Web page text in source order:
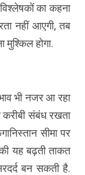
का कहना
नहीं आएगी, तब
होगा.
भी नजर आ रहा
संबंध रखता
सीमा पर
यह बढ़ती ताकत
बन सकती है.